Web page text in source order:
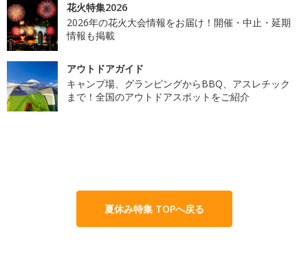
花火特集2026
2026年の花火大会情報をお届け！開催・中止・延期
情報も掲載
アウトドアガイド
キャンプ場、グランピングからBBQ、アスレチック
まで！全国のアウトドアスポットをご紹介
夏休み特集 TOPへ戻る